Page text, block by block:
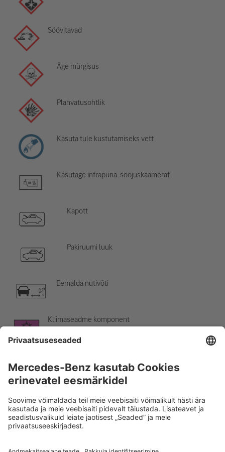
Söövitavad
Äge mürgisus
Plahvatusohtlik
Kasuta tule kustutamiseks vett
Kasutage infrapuna-soojuskaamerat
Kapott
Pakiruumi luuk
Eemalda nutivõti
Kliimaseadme komponent